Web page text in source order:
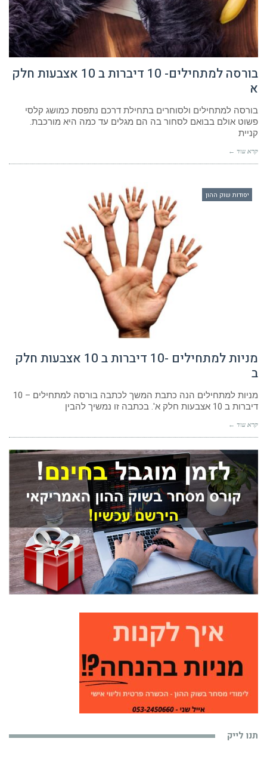
בורסה למתחילים- 10 דיברות ב 10 אצבעות חלק
א
בורסה למתחילים ולסוחרים בתחילת דרכם נתפסת כמושג קלסי
פשוט אולם בבואם לסחור בה הם מגלים עד כמה היא מורכבת.
קניית
קרא עוד ←
יסודות שוק ההון
מניות למתחילים -10 דיברות ב 10 אצבעות חלק
ב
מניות למתחילים הנה כתבת המשך לכתבה בורסה למתחילים – 10
דיברות ב 10 אצבעות חלק א'. בכתבה זו נמשיך להבין
קרא עוד ←
תנו לייק